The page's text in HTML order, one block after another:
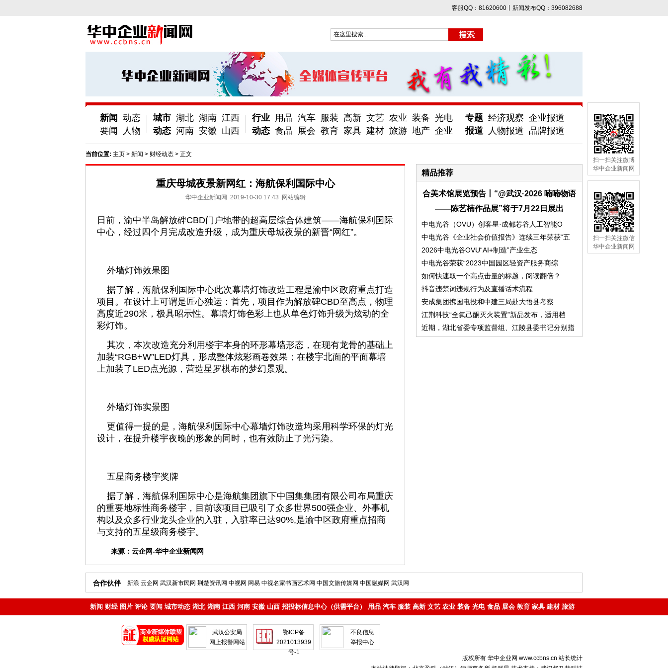
客服QQ：81620600丨新闻发布QQ：396082688
新闻
要闻
动态
人物
城市
动态
湖北 湖南 江西
河南 安徽 山西
行业
动态
用品 汽车 服装 高新 文艺 农业 装备 光电
食品
展会 教育 家具 建材 旅游 地产 企业
专题
报道
经济观察 企业报道
人物报道 品牌报道
扫一扫关注微博
华中企业新闻网
扫一扫关注微信
华中企业新闻网
当前位置: 主页 > 新闻 > 财经动态 > 正文
重庆母城夜景新网红：海航保利国际中心
华中企业新闻网 2019-10-30 17:43 网站编辑
日前，渝中半岛解放碑CBD门户地带的超高层综合体建筑——海航保利国际
中心，经过四个月完成改造升级，成为重庆母城夜景的新晋“网红”。
外墙灯饰效果图
据了解，海航保利国际中心此次幕墙灯饰改造工程是渝中区政府重点打造
项目。在设计上可谓是匠心独运：首先，项目作为解放碑CBD至高点，物理
高度近290米，极具昭示性。幕墙灯饰色彩上也从单色灯饰升级为炫动的全
彩灯饰。
其次，本次改造充分利用楼宇本身的环形幕墙形态，在现有龙骨的基础上
加装“RGB+W”LED灯具，形成整体炫彩画卷效果；在楼宇北面的平面幕墙
上加装了LED点光源，营造星罗棋布的梦幻景观。
外墙灯饰实景图
更值得一提的是，海航保利国际中心幕墙灯饰改造均采用科学环保的灯光
设计，在提升楼宇夜晚的形象的同时，也有效防止了光污染。
五星商务楼宇奖牌
据了解，海航保利国际中心是海航集团旗下中国集集团有限公司布局重庆
的重要地标性商务楼宇，目前该项目已吸引了众多世界500强企业、外事机
构以及众多行业龙头企业的入驻，入驻率已达90%,是渝中区政府重点招商
与支持的五星级商务楼宇。
来源： 云企网-华中企业新闻网
精品推荐
合美术馆展览预告丨“@武汉·2026 喃喃物语
——陈艺楠作品展”将于7月22日展出
中电光谷（OVU）创客星·成都芯谷人工智能O
中电光谷《企业社会价值报告》连续三年荣获“五
2026中电光谷OVU“AI+制造”产业生态
中电光谷荣获“2023中国园区轻资产服务商综
如何快速取一个高点击量的标题，阅读翻倍？
抖音违禁词违规行为及直播话术流程
安成集团携国电投和中建三局赴大悟县考察
江荆科技“全氟己酮灭火装置”新品发布，适用档
近期，湖北省委专项监督组、江陵县委书记分别指
合作伙伴 新浪 云企网 武汉新市民网 荆楚资讯网 中视网 网易 中视名家书画艺术网 中国文旅传媒网 中国融媒网 武汉网
新闻 财经 图片 评论 要闻 城市动态 湖北 湖南 江西 河南 安徽 山西 招投标信息中心（供需平台） 用品 汽车 服装 高新 文艺 农业 装备 光电 食品 展会 教育 家具 建材 旅游
武汉公安局
网上报警网站
鄂ICP备
2021013939
号-1
不良信息
举报中心
版权所有 华中企业网 www.ccbns.cn 站长统计